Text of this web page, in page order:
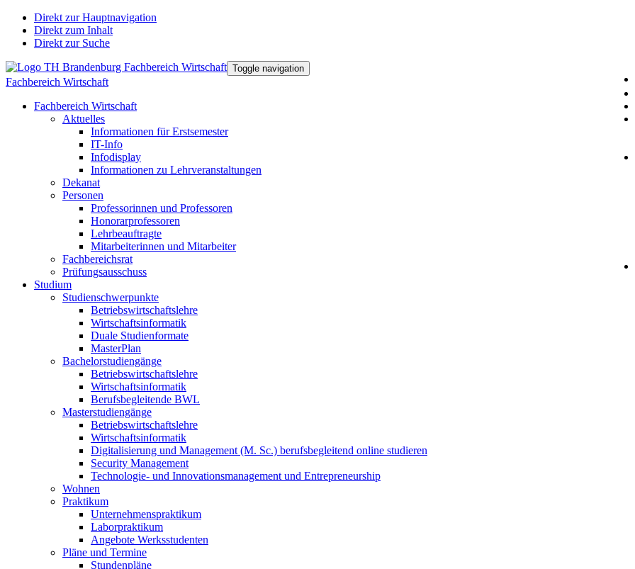
Direkt zur Hauptnavigation
Direkt zum Inhalt
Direkt zur Suche
Toggle navigation
Fachbereich Wirtschaft
Fachbereich Wirtschaft
Aktuelles
Informationen für Erstsemester
IT-Info
Infodisplay
Informationen zu Lehrveranstaltungen
Dekanat
Personen
Professorinnen und Professoren
Honorarprofessoren
Lehrbeauftragte
Mitarbeiterinnen und Mitarbeiter
Fachbereichsrat
Prüfungsausschuss
Studium
Studienschwerpunkte
Betriebswirtschaftslehre
Wirtschaftsinformatik
Duale Studienformate
MasterPlan
Bachelorstudiengänge
Betriebswirtschaftslehre
Wirtschaftsinformatik
Berufsbegleitende BWL
Masterstudiengänge
Betriebswirtschaftslehre
Wirtschaftsinformatik
Digitalisierung und Management (M. Sc.) berufsbegleitend online studieren
Security Management
Technologie- und Innovationsmanagement und Entrepreneurship
Wohnen
Praktikum
Unternehmenspraktikum
Laborpraktikum
Angebote Werksstudenten
Pläne und Termine
Stundenpläne